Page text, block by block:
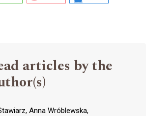
articles by the
Anna Wróblewska,